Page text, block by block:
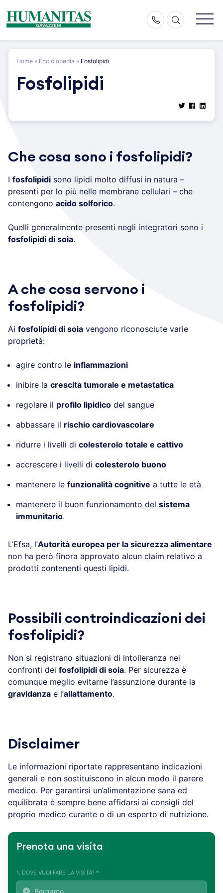
content
Home » Enciclopedia » Fosfolipidi
Fosfolipidi
Che cosa sono i fosfolipidi?
I fosfolipidi sono lipidi molto diffusi in natura –
presenti per lo più nelle membrane cellulari – che
contengono acido solforico.
Quelli generalmente presenti negli integratori sono i
fosfolipidi di soia.
A che cosa servono i
fosfolipidi?
Ai fosfolipidi di soia vengono riconosciute varie
proprietà:
agire contro le infiammazioni
inibire la crescita tumorale e metastatica
regolare il profilo lipidico del sangue
abbassare il rischio cardiovascolare
ridurre i livelli di colesterolo totale e cattivo
accrescere i livelli di colesterolo buono
mantenere le funzionalità cognitive a tutte le età
mantenere il buon funzionamento del sistema
immunitario.
L’Efsa, l’Autorità europea per la sicurezza alimentare
non ha però finora approvato alcun claim relativo a
prodotti contenenti questi lipidi.
Possibili controindicazioni dei
fosfolipidi?
Non si registrano situazioni di intolleranza nei
confronti dei fosfolipidi di soia. Per sicurezza è
comunque meglio evitarne l’assunzione durante la
gravidanza e l’allattamento.
Disclaimer
Le informazioni riportate rappresentano indicazioni
generali e non sostituiscono in alcun modo il parere
medico. Per garantirsi un’alimentazione sana ed
equilibrata è sempre bene affidarsi ai consigli del
proprio medico curante o di un esperto di nutrizione.
Prenota una visita
1. DOVE VUOI FARE LA VISITA? *